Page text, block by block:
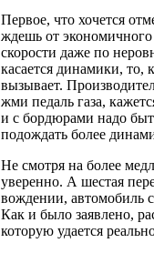
Первое, что хочется
ждешь от экономичного
скорости даже по
касается динамики, то,
вызывает.
жми педаль газа,
и с бордюрами надо
подождать более
Не смотря на более
уверенно. А шестая
вождении, автомобиль
Как и было заявлено,
которую удается